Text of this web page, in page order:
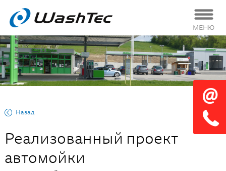
МЕНЮ
Назад
Реализованный проект
автомойки